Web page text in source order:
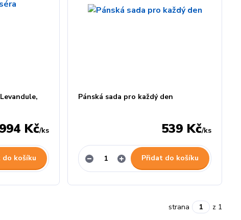
994 Kč/ks
do košíku
Pánská sada pro každý den
539 Kč/ks
Přidat do košíku
strana z 1